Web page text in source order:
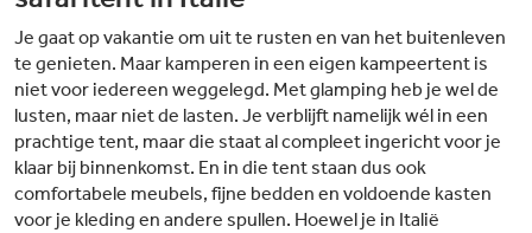
Je gaat op vakantie om uit te rusten en van het buitenleven
te genieten. Maar kamperen in een eigen kampeertent is
niet voor iedereen weggelegd. Met glamping heb je wel de
lusten, maar niet de lasten. Je verblijft namelijk wél in een
prachtige tent, maar die staat al compleet ingericht voor je
klaar bij binnenkomst. En in die tent staan dus ook
comfortabele meubels, fijne bedden en voldoende kasten
voor je kleding en andere spullen. Hoewel je in Italië